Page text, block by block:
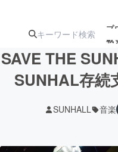
プ
載
ターン
注目の
ジェク
SAVE THE
SUNHAL存続
SUNHALL 音楽